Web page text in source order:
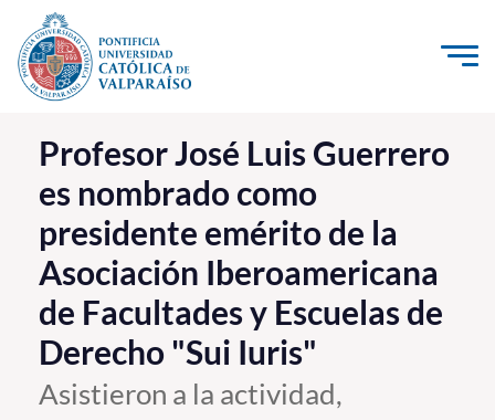
Click acá para ir directamente al contenido
La Universidad
Investigación, Creación e Innovación
PUCV Internacional
Vinculación con el Medio
Admisión
Pregrado
Profesor José Luis Guerrero
es nombrado como
presidente emérito de la
Asociación Iberoamericana
de Facultades y Escuelas de
Derecho "Sui Iuris"
Asistieron a la actividad,